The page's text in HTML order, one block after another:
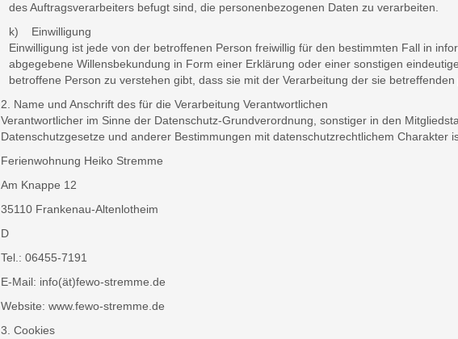
des Auftragsverarbeiters befugt sind, die personenbezogenen Daten zu verarbeiten.
k) Einwilligung
Einwilligung ist jede von der betroffenen Person freiwillig für den bestimmten Fall in
abgegebene Willensbekundung in Form einer Erklärung oder einer sonstigen
betroffene Person zu verstehen gibt, dass sie mit der Verarbeitung der sie
2. Name und Anschrift des für die Verarbeitung Verantwortlichen
Verantwortlicher im Sinne der Datenschutz-Grundverordnung, sonstiger in den
Datenschutzgesetze und anderer Bestimmungen mit datenschutzrechtlichem Charakter
Ferienwohnung Heiko Stremme
Am Knappe 12
35110 Frankenau-Altenlotheim
D
Tel.: 06455-7191
E-Mail: info(ät)fewo-stremme.de
Website: www.fewo-stremme.de
3. Cookies